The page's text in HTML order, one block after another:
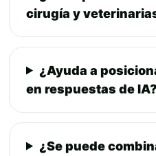
cirugía y
¿Ayuda a
en respuestas de IA?
¿Se puede